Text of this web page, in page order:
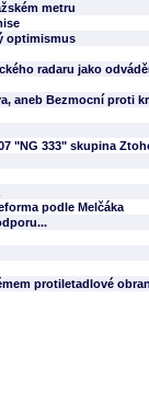
metru
optimismus
radaru jako
aneb Bezmocní proti
"NG 333" skupina
podle Melčáka
protiletadlové